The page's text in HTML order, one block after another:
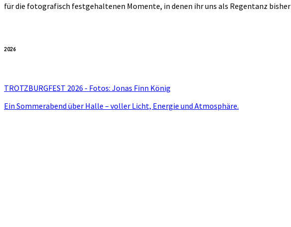
für die fotografisch festgehaltenen Momente, in denen ihr uns als Regentanz
2026
TROTZBURGFEST 2026 - Fotos: Jonas Finn König
Ein Sommerabend über Halle – voller Licht, Energie und Atmosphäre.